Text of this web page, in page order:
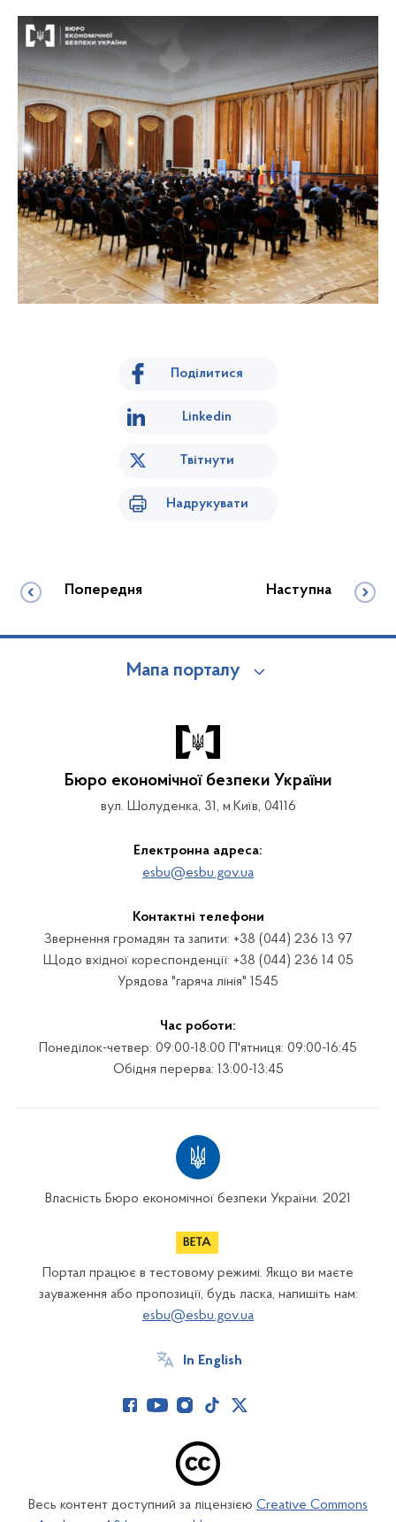
Поділитися
Linkedin
Твітнути
Надрукувати
Попередня Наступна
Мапа порталу
Бюро економічної безпеки України
вул. Шолуденка, 31, м.Київ, 04116
Електронна адреса:
esbu@esbu.gov.ua
Контактні телефони
Звернення громадян та запити: +38 (044) 236 13 97
Щодо вхідної кореспонденції: +38 (044) 236 14 05
Урядова "гаряча лінія" 1545
Час роботи:
Понеділок-четвер: 09:00-18:00 П'ятниця: 09:00-16:45
Обідня перерва: 13:00-13:45
Власність Бюро економічної безпеки України. 2021
Портал працює в тестовому режимі. Якщо ви маєте
зауваження або пропозиції, будь ласка, напишіть нам:
esbu@esbu.gov.ua
In English
Весь контент доступний за ліцензією Creative Commons